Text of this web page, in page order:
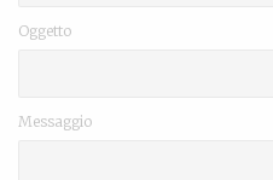
Oggetto
Messaggio